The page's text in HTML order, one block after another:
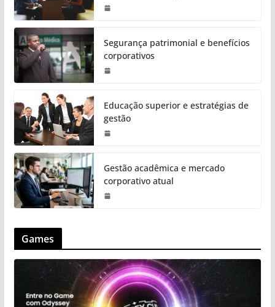
Segurança patrimonial e benefícios
corporativos
Educação superior e estratégias de
gestão
Gestão acadêmica e mercado
corporativo atual
Games